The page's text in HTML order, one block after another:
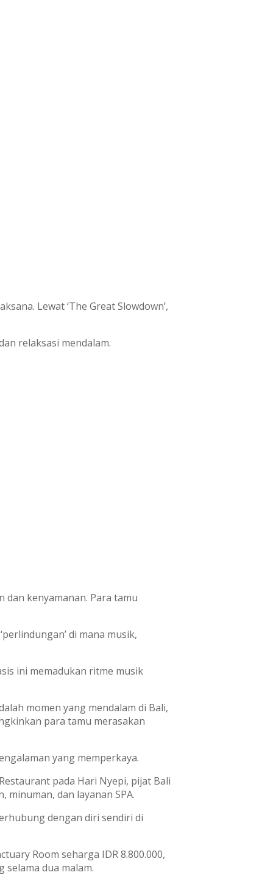
Lewat ‘The Great Slowdown’,
relaksasi mendalam.
kenyamanan. Para tamu
di mana musik,
ini memadukan ritme musik
momen yang mendalam di Bali,
para tamu merasakan
yang memperkaya.
pada Hari Nyepi, pijat Bali
dan layanan SPA.
dengan diri sendiri di
Room seharga IDR 8.800.000,
selama dua malam.